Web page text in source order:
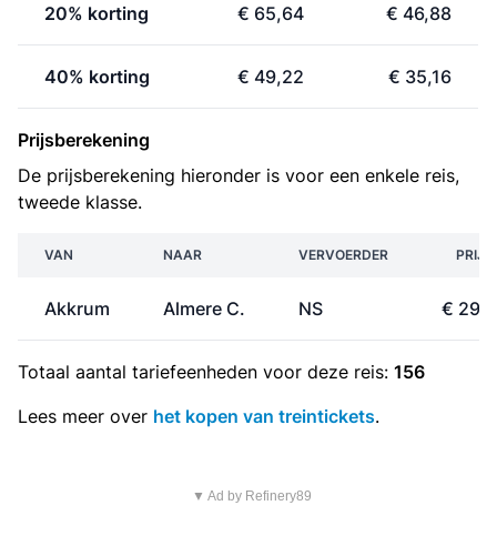
20% korting € 65,64 € 46,88
40% korting € 49,22 € 35,16
Prijsberekening
De prijsberekening hieronder is voor een enkele reis,
tweede klasse.
VAN NAAR VERVOERDER PRIJS
Akkrum Almere C. NS €
Totaal aantal tariefeenheden voor deze reis: 156
Lees meer over het kopen van treintickets.
▼ Ad by Refinery89